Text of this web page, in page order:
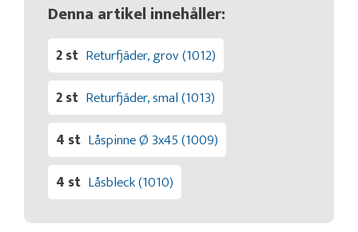
Denna artikel innehåller:
2 st Returfjäder, grov (1012)
2 st Returfjäder, smal (1013)
4 st Låspinne Ø 3x45 (1009)
4 st Låsbleck (1010)